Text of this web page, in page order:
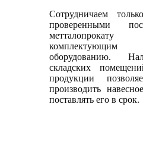
Сотрудничаем
проверенными
оборудованию.
складских
продукции
производить
поставлять его в срок.